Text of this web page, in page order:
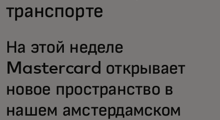
транспорте
На этой неделе
Mastercard открывает
новое пространство в
нашем амстердамском